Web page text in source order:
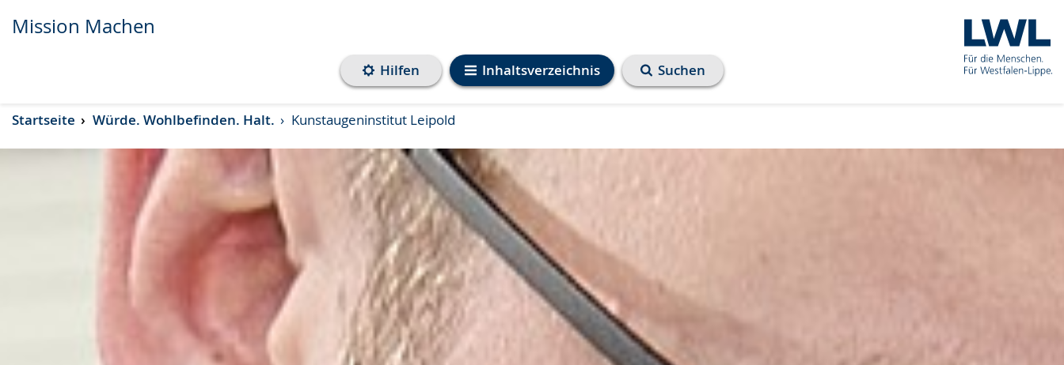
Transkript anzeigen
Abspielen
Pausieren
Mission Machen
Inhaltsverzeichnis
Hilfen Suchen
Startseite Würde. Wohlbefinden. Halt. Kunstaugeninstitut Leipold